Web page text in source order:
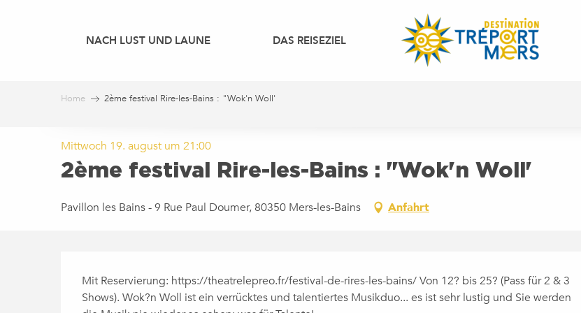
NACH LUST UND LAUNE DAS REISEZIEL
Home 2ème festival Rire-les-Bains : "Wok'n Woll'
Mittwoch 19. august um 21:00
2ème festival Rire-les-Bains : "Wok'n Woll'
Pavillon les Bains - 9 Rue Paul Doumer, 80350 Mers-les-Bains Anfahrt
Mit Reservierung: https://theatrelepreo.fr/festival-de-rires-les-bains/ Von 12? bis 25? (Pass für 2 & 3
Shows). Wok?n Woll ist ein verrücktes und talentiertes Musikduo... es ist sehr lustig und Sie werden